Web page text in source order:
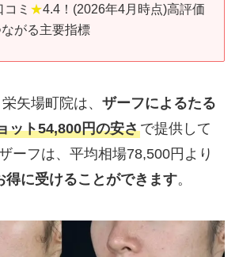
ミ ★4.4！(2026年4月時点)高評価
がる主要指標
矢場町院は、 ザーフによるたる
ット54,800円の安さで提供して
ーフは、平均相場78,500円より
得に受けることができます。